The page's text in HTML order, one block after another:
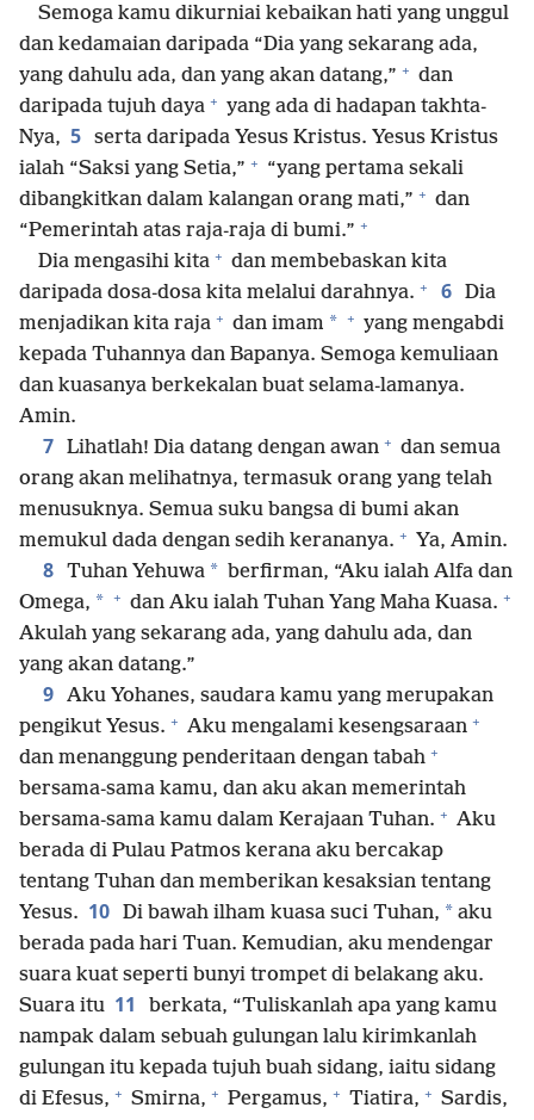
Semoga kamu dikurniai kebaikan hati yang unggul
dan kedamaian daripada “Dia yang sekarang ada,
yang dahulu ada, dan yang akan datang,” + dan
daripada tujuh daya + yang ada di hadapan takhta-
Nya, 5 serta daripada Yesus Kristus. Yesus Kristus
ialah “Saksi yang Setia,” + “yang pertama sekali
dibangkitkan dalam kalangan orang mati,” + dan
“Pemerintah atas raja-raja di bumi.” +
Dia mengasihi kita + dan membebaskan kita
daripada dosa-dosa kita melalui darahnya. + 6 Dia
menjadikan kita raja + dan imam * + yang mengabdi
kepada Tuhannya dan Bapanya. Semoga kemuliaan
dan kuasanya berkekalan buat selama-lamanya.
Amin.
7 Lihatlah! Dia datang dengan awan + dan semua
orang akan melihatnya, termasuk orang yang telah
menusuknya. Semua suku bangsa di bumi akan
memukul dada dengan sedih kerananya. + Ya, Amin.
8 Tuhan Yehuwa * berfirman, “Aku ialah Alfa dan
Omega, * + dan Aku ialah Tuhan Yang Maha Kuasa. +
Akulah yang sekarang ada, yang dahulu ada, dan
yang akan datang.”
9 Aku Yohanes, saudara kamu yang merupakan
pengikut Yesus. + Aku mengalami kesengsaraan +
dan menanggung penderitaan dengan tabah +
bersama-sama kamu, dan aku akan memerintah
bersama-sama kamu dalam Kerajaan Tuhan. + Aku
berada di Pulau Patmos kerana aku bercakap
tentang Tuhan dan memberikan kesaksian tentang
Yesus. 10 Di bawah ilham kuasa suci Tuhan, * aku
berada pada hari Tuan. Kemudian, aku mendengar
suara kuat seperti bunyi trompet di belakang aku.
Suara itu 11
berkata, “Tuliskanlah apa yang kamu
nampak dalam sebuah gulungan lalu kirimkanlah
gulungan itu kepada tujuh buah sidang, iaitu sidang
di Efesus, + Smirna, + Pergamus, + Tiatira, + Sardis,